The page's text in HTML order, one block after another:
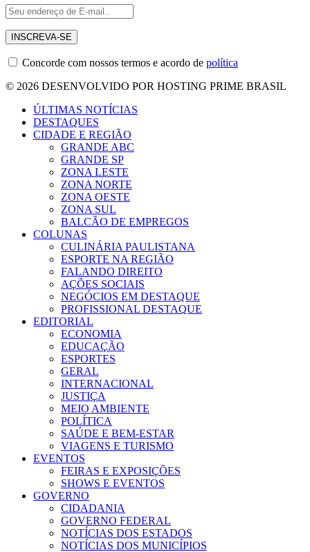
Concorde com nossos termos e acordo de política
© 2026 DESENVOLVIDO POR HOSTING PRIME BRASIL
ÚLTIMAS NOTÍCIAS
DESTAQUES
CIDADE E REGIÃO
GRANDE ABC
GRANDE SP
ZONA LESTE
ZONA NORTE
ZONA OESTE
ZONA SUL
BALCÃO DE EMPREGOS
COLUNAS
CULINÁRIA PAULISTANA
ESPORTE NA REGIÃO
FALANDO DIREITO
AÇÕES SOCIAIS
NEGÓCIOS EM DESTAQUE
PROFISSIONAL DESTAQUE
EDITORIAL
ECONOMIA
EDUCAÇÃO
ESPORTES
GERAL
INTERNACIONAL
JUSTIÇA
MEIO AMBIENTE
POLÍTICA
SAÚDE E BEM-ESTAR
VIAGENS E TURISMO
EVENTOS
FEIRAS E EXPOSIÇÕES
SHOWS E EVENTOS
GOVERNO
CIDADANIA
GOVERNO FEDERAL
NOTÍCIAS DOS ESTADOS
NOTÍCIAS DOS MUNICÍPIOS